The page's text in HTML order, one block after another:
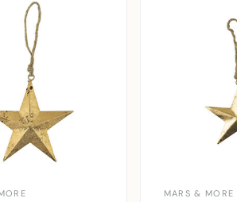
MARS & MORE